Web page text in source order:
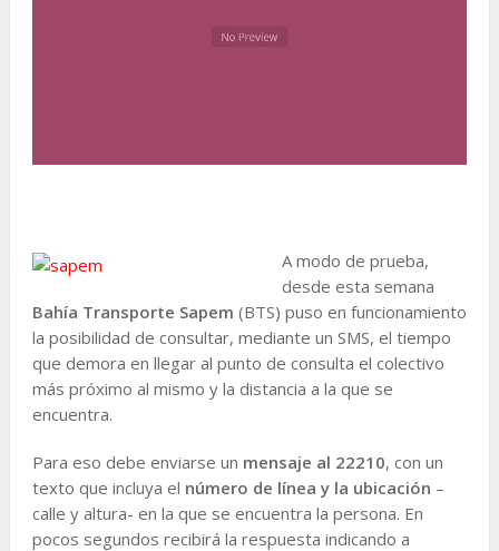
A modo de prueba,
desde esta semana
Bahía Transporte Sapem (BTS) puso en funcionamiento
la posibilidad de consultar, mediante un SMS, el tiempo
que demora en llegar al punto de consulta el colectivo
más próximo al mismo y la distancia a la que se
encuentra.
Para eso debe enviarse un mensaje al 22210, con un
texto que incluya el número de línea y la ubicación –
calle y altura- en la que se encuentra la persona. En
pocos segundos recibirá la respuesta indicando a